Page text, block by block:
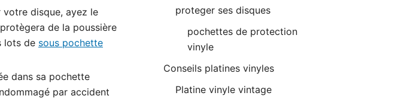
votre disque, ayez le
de la poussière
lots de sous pochette
dans sa pochette
par accident
proteger ses disques
pochettes de protection
vinyle
Conseils platines vinyles
Platine vinyle vintage